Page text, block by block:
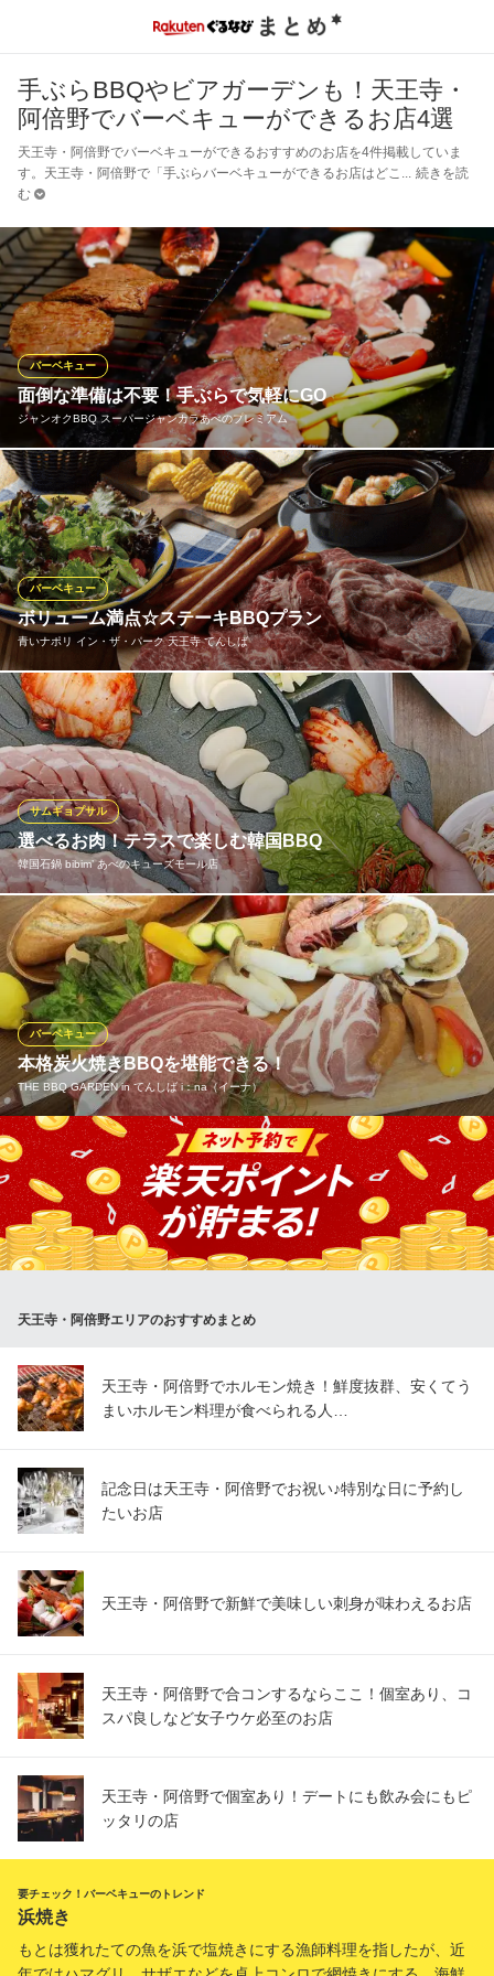
手ぶらBBQやビアガーデンも！天王寺・
阿倍野でバーベキューができるお店4選
天王寺・阿倍野でバーベキューができるおすすめのお店を4件掲載していま
す。天王寺・阿倍野で「手ぶらバーベキューができるお店はどこ
続きを読
む
面倒な準備は不要！手ぶらで気軽にGO
ジャンオクBBQ スーパージャンカラあべのプレミアム
バーベキュー
SJKあべのプレミアムの屋上にジャンオクが誕生！BBQがしたい
と思ったら、身一つでスーパージャンカラの屋上へ。機材も食材
もドリンクの用意も一切不要で、すぐにBBQをお楽しみいただけ
ます！おすすめはリーズナブルな『チキンファフィータコー
ス』。お好みの味付けが楽しめるメキシカンBBQをぜひご堪能く
ださい。
ジャンオクBBQ スーパージャンカラあべのプレミアム
テラスで楽しむBBQ
大阪メトロ谷町線阿倍野駅 徒歩1分
大阪府大阪市阿倍野区阿倍野筋2-4-51 2F
ボリューム満点☆ステーキBBQプラン
青いナポリ イン・ザ・パーク 天王寺 てんしば
バーベキュー
アオナポのBBQプランがお肉のボリュームUPしてリニューア
ル！！ 開放的なテラス席で！もちろん雨でもOK！！ ４名様～団
体様までご予約OK☆★☆手ぶらでイタリアンBBQが楽しめます♪
ご予約お待ちしております。
青いナポリ イン・ザ・パーク 天王寺 てんしば
窯焼きピザ/BBQ
大阪メトロ谷町線天王寺駅 徒歩3分
大阪府大阪市天王寺区茶臼山町5-55
選べるお肉！テラスで楽しむ韓国BBQ
韓国石鍋 bibim’ あべのキューズモール店
サムギョプサル
開放的なテラスでサムギョプサルBBQを楽しみませんか？お好き
なお肉が1種選べる「サムギョプサルセット」と、2種選べる「サ
ムギョプサルコース」をご用意しました！コースではチヂミかフ
ライドチキンのお好きな1品もお選びいただけます！飲み放題やビ
ールを頼んで、ビアガーデンとしてもぜひお楽しみくださいま
せ！
韓国石鍋 bibim’ あべのキューズモール店
本格韓国料理食べ放題
ＪＲ天王寺駅南口 徒歩5分
大阪府大阪市阿倍野区阿倍野筋1-6-1 Q's MALL4F
本格炭火焼きBBQを堪能できる！
THE BBQ GARDEN in てんしば i：na（イーナ）
バーベキュー
お好みの食材を選んで、本格炭火焼きBBQを堪能してください！
飲み放題と組み合わせれば、いつもと違うアウトドア気分で♪ ビ
ール、サワー、カクテル、ソフトドリンクなど豊富に取り揃えて
います。BBQ予約セットは お一人様2,288円～ご用意してます！
ＪＲ天王寺駅 徒歩5分
天王寺・阿倍野エリアのおすすめまとめ
天王寺・阿倍野でホルモン焼き！鮮度抜群、安くてう
まいホルモン料理が食べられる人…
記念日は天王寺・阿倍野でお祝い♪特別な日に予約し
たいお店
天王寺・阿倍野で新鮮で美味しい刺身が味わえるお店
天王寺・阿倍野で合コンするならここ！個室あり、コ
スパ良しなど女子ウケ必至のお店
天王寺・阿倍野で個室あり！デートにも飲み会にもピ
ッタリの店
要チェック！バーベキューのトレンド
浜焼き
もとは獲れたての魚を浜で塩焼きにする漁師料理を指したが、近